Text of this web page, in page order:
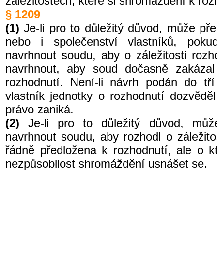
§ 1209
(1) Je-li pro to důležitý důvod, může
nebo i společenství vlastníků,
navrhnout soudu, aby o záležitosti
navrhnout, aby soud dočasně
rozhodnutí. Není-li návrh podán do
vlastník jednotky o rozhodnutí
právo zaniká.
(2)
Je-li pro to důležitý důvod,
navrhnout soudu, aby rozhodl o
řádně předložena k rozhodnutí, ale o
nezpůsobilost shromáždění usnášet se.